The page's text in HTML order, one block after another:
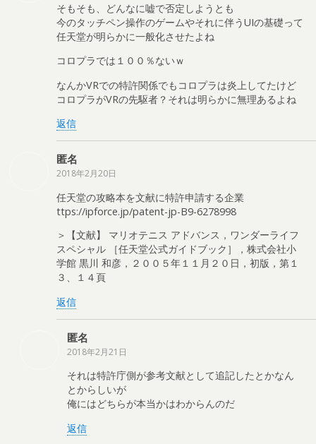
そもそも、どんなに嘘で否定しようとも
今のタッチペン操作のゲームやそれに伴うUIの基礎って
任天堂が明らかに一般化させたよね
コロプラでは１００％ないｗ
なんかVRでの特許関係でもコロプラは炎上してたけど
コロプラがVRの先駆者？それは明らかに無理あるよね
返信
匿名
2018年2月20日
任天堂の攻略本を文献に特許申請する企業
ttps://ipforce.jp/patent-jp-B9-6278998
＞【文献】 マリオテニス アドバンス，ワンダーライフ
スペシャル ［任天堂公式ガイドブック］，株式会社小
学館 黒川 和彦，２００５年１１月２０日，初版，第１
３、１４頁
返信
匿名
2018年2月21日
それは特許庁側が参考文献として追記したとかなん
とからしいが
俺にはどちらが本当かはわからんのだ
返信